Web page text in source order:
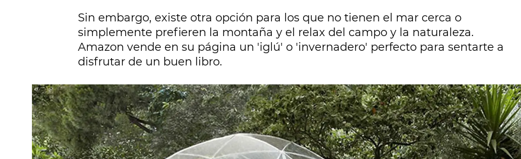
Sin embargo, existe otra opción para los que no tienen el mar cerca o
simplemente prefieren la montaña y el relax del campo y la naturaleza.
Amazon vende en su página un 'iglú' o 'invernadero' perfecto para sentarte a
disfrutar de un buen libro.